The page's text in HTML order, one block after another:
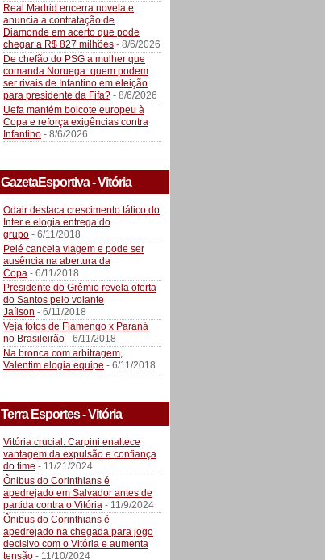
Real Madrid encerra novela e
anuncia a contratação de
Diamonde em acerto que pode
chegar a R$ 827 milhões - 8/6/2026
De chefão do PSG a mulher que
comanda Noruega: quem podem
ser rivais de Infantino em eleição
para presidente da Fifa? - 8/6/2026
Uefa mantém boicote europeu à
Copa e reforça exigências contra
Infantino - 8/6/2026
GazetaEsportiva - Vitória
Odair destaca crescimento tático do
Inter e elogia entrega do
grupo - 6/11/2018
Pelé cancela viagem e pode ser
ausência na abertura da
Copa - 6/11/2018
Presidente do Grêmio revela oferta
do Santos pelo volante
Jaílson - 6/11/2018
Veja fotos de Flamengo x Paraná
no Brasileirão - 6/11/2018
Na bronca com arbitragem,
Valentim elogia equipe - 6/11/2018
Terra Esportes - Vitória
Vitória crucial: Carpini enaltece
vantagem da expulsão e confiança
do time - 11/21/2024
Ônibus do Corinthians é
apedrejado em Salvador antes de
partida contra o Vitória - 11/9/2024
Ônibus do Corinthians é
apedrejado na chegada para jogo
decisivo com o Vitória e aumenta
tensão - 11/10/2024